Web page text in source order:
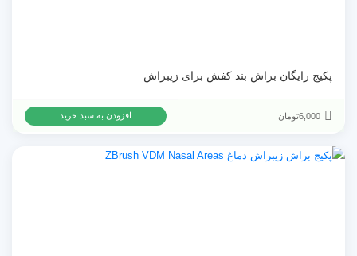
پکیج رایگان براش بند کفش برای زیبراش
6,000تومان افزودن به سبد خرید